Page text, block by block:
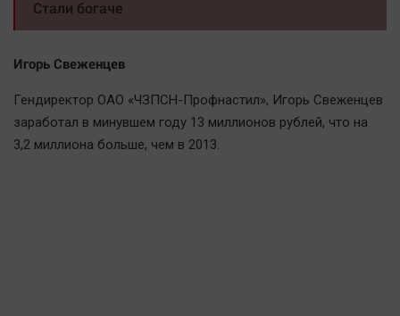
Стали богаче
Игорь Свеженцев
Гендиректор ОАО «ЧЗПСН-Профнастил», Игорь Свеженцев
заработал в минувшем году 13 миллионов рублей, что на
3,2 миллиона больше, чем в 2013.